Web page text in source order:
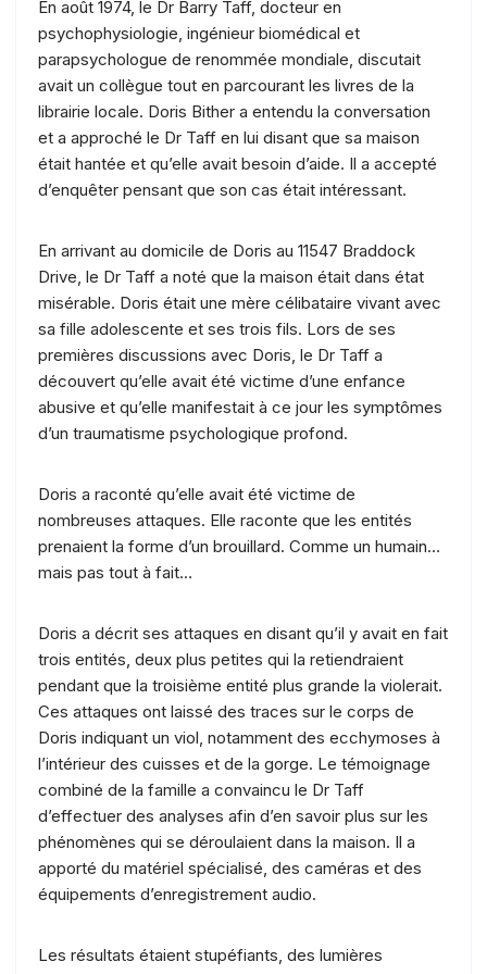
En août 1974, le Dr Barry Taff, docteur en
psychophysiologie, ingénieur biomédical et
parapsychologue de renommée mondiale, discutait
avait un collègue tout en parcourant les livres de la
librairie locale. Doris Bither a entendu la conversation
et a approché le Dr Taff en lui disant que sa maison
était hantée et qu’elle avait besoin d’aide. Il a accepté
d’enquêter pensant que son cas était intéressant.
En arrivant au domicile de Doris au 11547 Braddock
Drive, le Dr Taff a noté que la maison était dans état
misérable. Doris était une mère célibataire vivant avec
sa fille adolescente et ses trois fils. Lors de ses
premières discussions avec Doris, le Dr Taff a
découvert qu’elle avait été victime d’une enfance
abusive et qu’elle manifestait à ce jour les symptômes
d’un traumatisme psychologique profond.
Doris a raconté qu’elle avait été victime de
nombreuses attaques. Elle raconte que les entités
prenaient la forme d’un brouillard. Comme un humain…
mais pas tout à fait…
Doris a décrit ses attaques en disant qu’il y avait en fait
trois entités, deux plus petites qui la retiendraient
pendant que la troisième entité plus grande la violerait.
Ces attaques ont laissé des traces sur le corps de
Doris indiquant un viol, notamment des ecchymoses à
l’intérieur des cuisses et de la gorge. Le témoignage
combiné de la famille a convaincu le Dr Taff
d’effectuer des analyses afin d’en savoir plus sur les
phénomènes qui se déroulaient dans la maison. Il a
apporté du matériel spécialisé, des caméras et des
équipements d’enregistrement audio.
Les résultats étaient stupéfiants, des lumières